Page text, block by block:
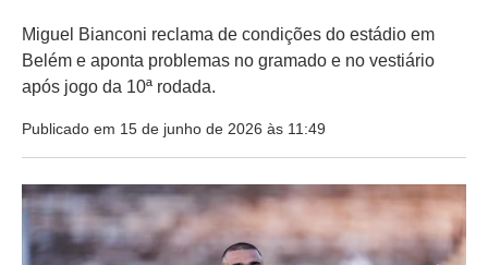
Miguel Bianconi reclama de condições do estádio em
Belém e aponta problemas no gramado e no vestiário
após jogo da 10ª rodada.
Publicado em 15 de junho de 2026 às 11:49